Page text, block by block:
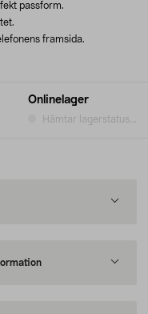
Onlinelager
Hämtar lagerstatus...
passform.
framsida.